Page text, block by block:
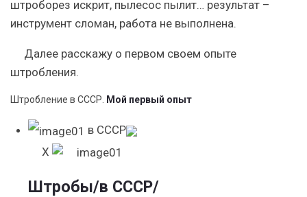
штроборез искрит, пылесос пылит… результат –
инструмент сломан, работа не выполнена.
Далее расскажу о первом своем опыте
штробления.
Штробление в СССР. Мой первый опыт
в СССР
X
Штробы/в СССР/